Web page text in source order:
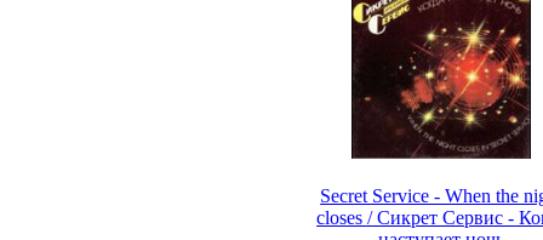
Secret Service - When the
closes / Сикрет Сервис -